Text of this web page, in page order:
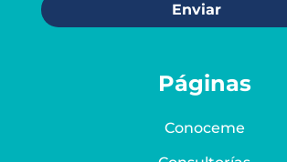
Enviar
Páginas
Conoceme